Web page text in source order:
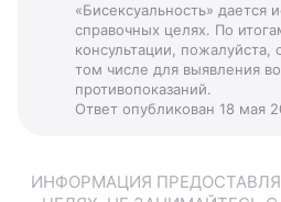
«Бисексуальность» дается
справочных целях. По
консультации, пожалуйста,
том числе для выявления
противопоказаний.
Ответ опубликован 18 мая
ИНФОРМАЦИЯ